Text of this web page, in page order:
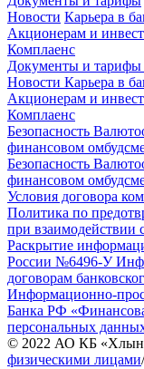
Новости Карьера в
Акционерам и
Комплаенс
Документы и тарифы
Новости Карьера в
Акционерам и
Комплаенс
Безопасность
финансовом
Безопасность
финансовом
Условия договора
Политика по
при взаимодействии
Раскрытие
России №6496-У
договорам
Информационно-
Банка РФ
персональных
© 2022 АО КБ
физическими лицами/